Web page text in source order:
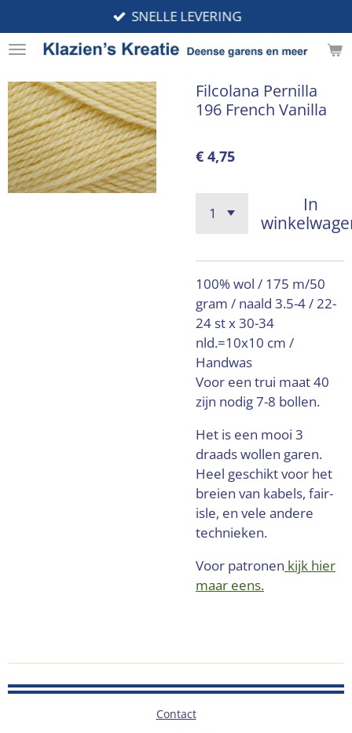
direct
naar
hoofdinhoud
SNELLE LEVERING
Filcolana Pernilla
196 French Vanilla
€ 4,75
In
100% wol / 175 m/50
gram / naald 3.5-4 / 22-
24 st x 30-34
nld.=10x10 cm /
Handwas
Voor een trui maat 40
zijn nodig 7-8 bollen.
Het is een mooi 3
draads wollen garen.
Heel geschikt voor het
breien van kabels, fair-
isle, en vele andere
technieken.
Voor patronen kijk hier
maar eens.
Contact